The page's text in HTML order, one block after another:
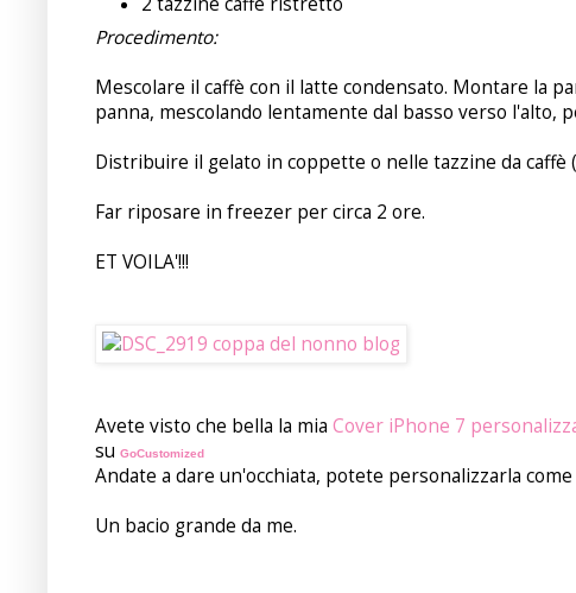
Procedimento:
Mescolare il caffè con il latte condensato. Montare la
panna, mescolando lentamente dal basso verso l'alto,
Distribuire il gelato in coppette o nelle tazzine da caffè
Far riposare in freezer per circa 2 ore.
ET VOILA'!!!
Avete visto che bella la mia Cover iPhone 7
su GoCustomized
Andate a dare un'occhiata, potete personalizzarla come
Un bacio grande da me.